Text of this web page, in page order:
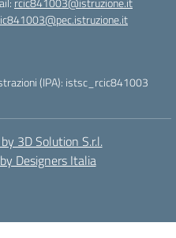
(IPA): istsc_rcic841003
3D Solution S.r.l.
Designers Italia